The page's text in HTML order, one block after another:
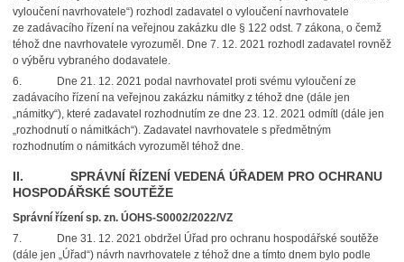
vyloučení navrhovatele“) rozhodl zadavatel o vyloučení navrhovatele
ze zadávacího řízení na veřejnou zakázku dle § 122 odst. 7 zákona, o čemž
téhož dne navrhovatele vyrozuměl. Dne 7. 12. 2021 rozhodl zadavatel rovněž
o výběru vybraného dodavatele.
6. Dne 21. 12. 2021 podal navrhovatel proti svému vyloučení ze
zadávacího řízení na veřejnou zakázku námitky z téhož dne (dále jen
„námitky“), které zadavatel rozhodnutím ze dne 23. 12. 2021 odmítl (dále jen
„rozhodnutí o námitkách“). Zadavatel navrhovatele s předmětným
rozhodnutím o námitkách vyrozuměl téhož dne.
II. SPRÁVNÍ ŘÍZENÍ VEDENÁ ÚŘADEM PRO OCHRANU
HOSPODÁŘSKÉ SOUTĚŽE
Správní řízení sp. zn. ÚOHS-S0002/2022/VZ
7. Dne 31. 12. 2021 obdržel Úřad pro ochranu hospodářské soutěže
(dále jen „Úřad“) návrh navrhovatele z téhož dne a tímto dnem bylo podle